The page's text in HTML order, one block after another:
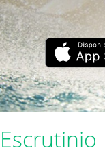
Escrutinio